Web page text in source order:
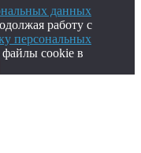
данных
работу с
персональных
файлы cookie в